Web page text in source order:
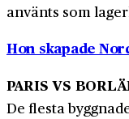
använts som
Hon skapade
PARIS VS
De flesta